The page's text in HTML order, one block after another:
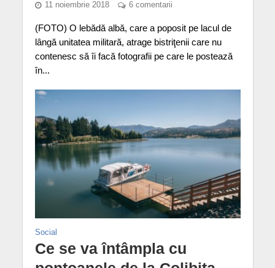
11 noiembrie 2018 6 comentarii
(FOTO) O lebădă albă, care a poposit pe lacul de
lângă unitatea militară, atrage bistriţenii care nu
contenesc să îi facă fotografii pe care le postează
în...
Social
Ce se va întâmpla cu